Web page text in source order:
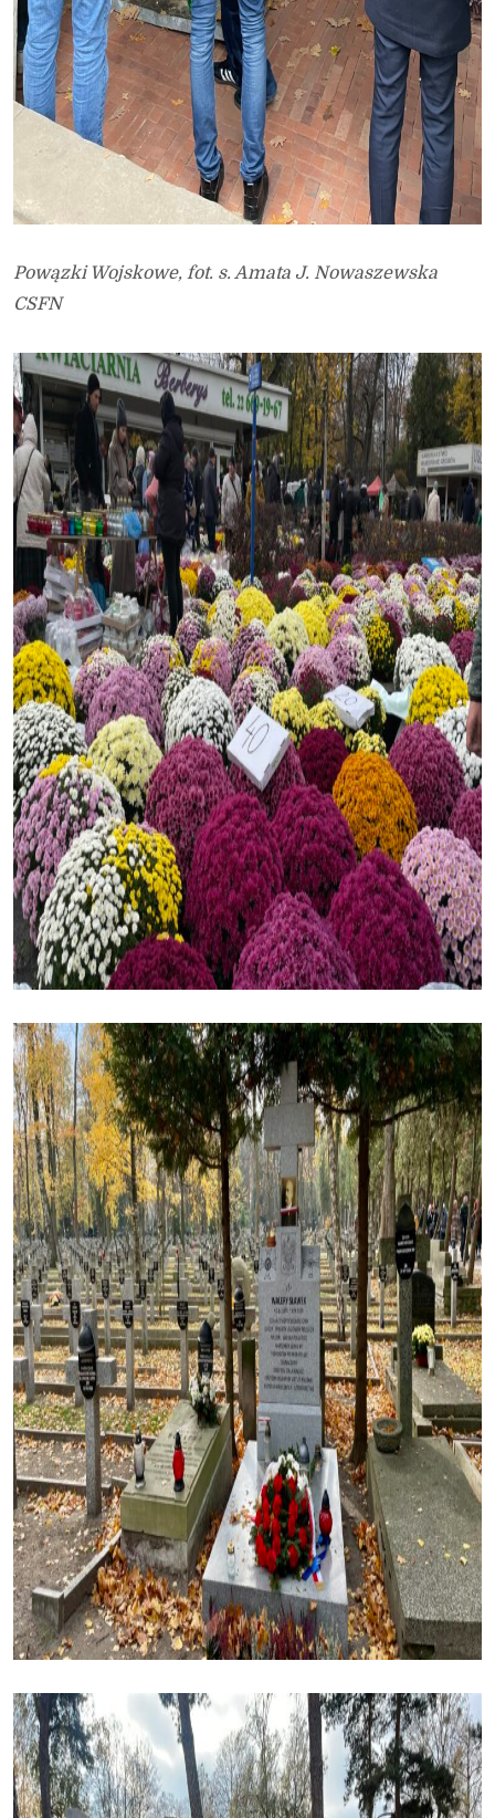
Powązki Wojskowe, fot. s. Amata J. Nowaszewska
CSFN